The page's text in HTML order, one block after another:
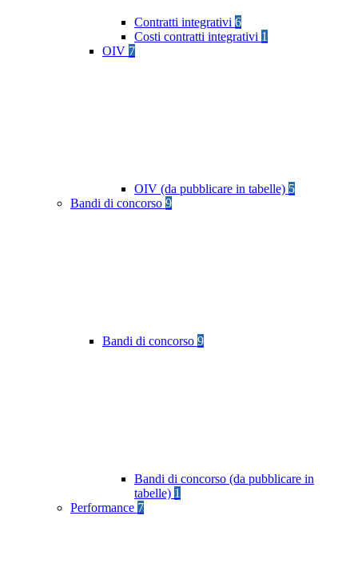
Contratti integrativi 6
Costi contratti integrativi 1
OIV 7
OIV (da pubblicare in tabelle) 5
Bandi di concorso 9
Bandi di concorso 9
Bandi di concorso (da pubblicare in
tabelle) 1
Performance 7